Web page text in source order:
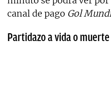
canal de pago Gol
Partidazo a vida o muerte